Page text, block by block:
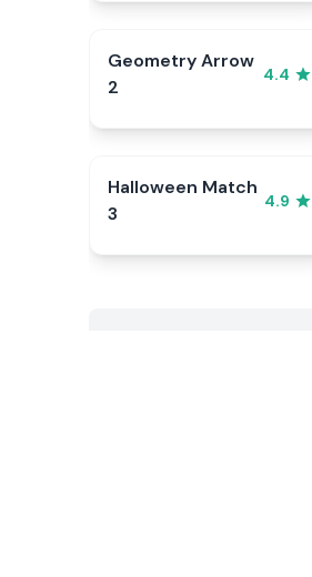
Geometry Arrow
2
4.4
Halloween Match
3
4.9